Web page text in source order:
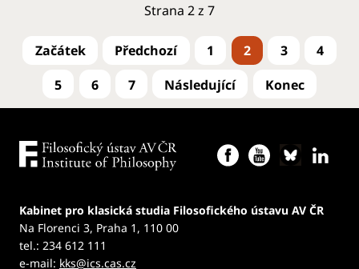
Strana 2 z 7
1 2 3
4
5
6 7
Kabinet pro klasická studia Filosofického ústavu AV ČR
Na Florenci 3, Praha 1, 110 00
tel.: 234 612 111
e-mail: kks@ics.cas.cz